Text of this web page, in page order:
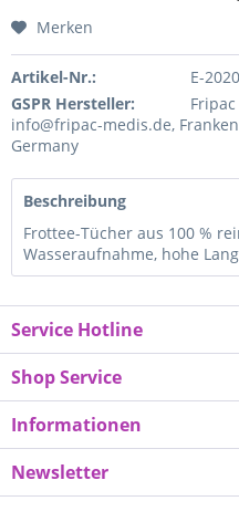
Merken
Artikel-Nr.:
E-2020
GSPR Hersteller:
info@fripac-medis.de,
Germany
Beschreibung
Frottee-Tücher aus 100 %
Wasseraufnahme, hohe
Service Hotline
Shop Service
Informationen
Newsletter